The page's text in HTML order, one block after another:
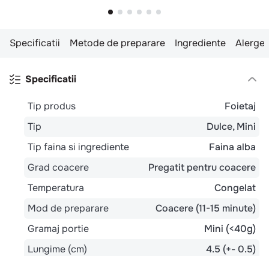
Specificatii Metode de preparare Ingrediente
Specificatii
Tip produs
Foietaj
Tip
Dulce Mini
Tip faina si ingrediente
Faina alba
Grad coacere
Pregatit pentru coacere
Temperatura
Congelat
Mod de preparare
Coacere (11-15 minute)
Gramaj portie
Mini (<40g)
Lungime (cm)
4.5 (+- 0.5)